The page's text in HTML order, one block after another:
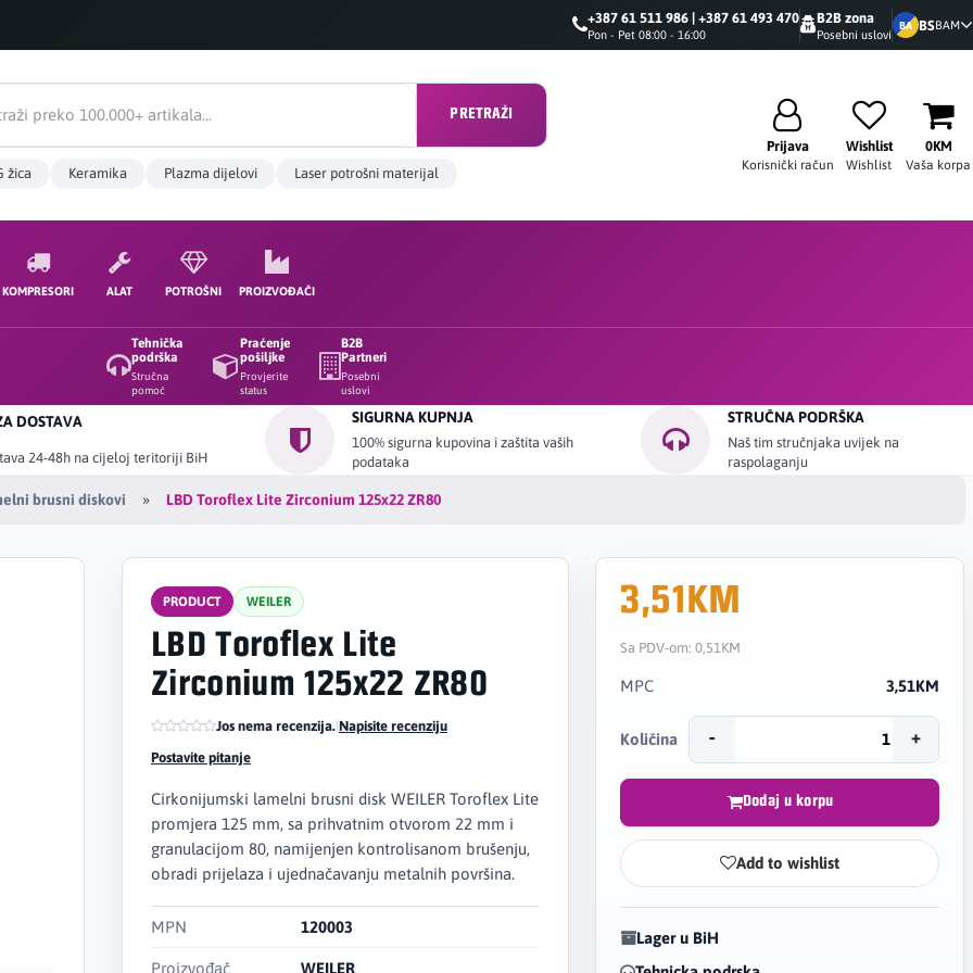
+387 61 511 986 | +387 61 493 470
Pon - Pet 08:00 - 16:00
B2B zona
Posebni uslovi
BA BSBAM
PRETRAŽI
žica Keramika Plazma dijelovi Laser potrošni materijal
Prijava
Korisnički račun
Wishlist
Wishlist
0KM
Vaša korpa
KOMPRESORI ALAT POTROŠNI PROIZVOĐAČI
Tehnička
podrška
Stručna
pomoć
Praćenje
pošiljke
Provjerite
status
B2B
Partneri
Posebni
uslovi
DOSTAVA
24-48h na cijeloj teritoriji BiH
SIGURNA KUPNJA
100% sigurna kupovina i zaštita vaših
podataka
STRUČNA PODRŠKA
Naš tim stručnjaka uvijek na
raspolaganju
brusni diskovi LBD Toroflex Lite Zirconium 125x22 ZR80
PRODUCT WEILER
LBD Toroflex Lite
Zirconium 125x22 ZR80
Jos nema recenzija.|Napisite recenziju
Postavite pitanje
Cirkonijumski lamelni brusni disk WEILER Toroflex Lite
promjera 125 mm, sa prihvatnim otvorom 22 mm i
granulacijom 80, namijenjen kontrolisanom brušenju,
obradi prijelaza i ujednačavanju metalnih površina.
MPN 120003
Proizvođač WEILER
3,51KM
Sa PDV-om:0,51KM
MPC 3,51KM
Količina - +
Dodaj u korpu
Add to wishlist
Lager u BiH